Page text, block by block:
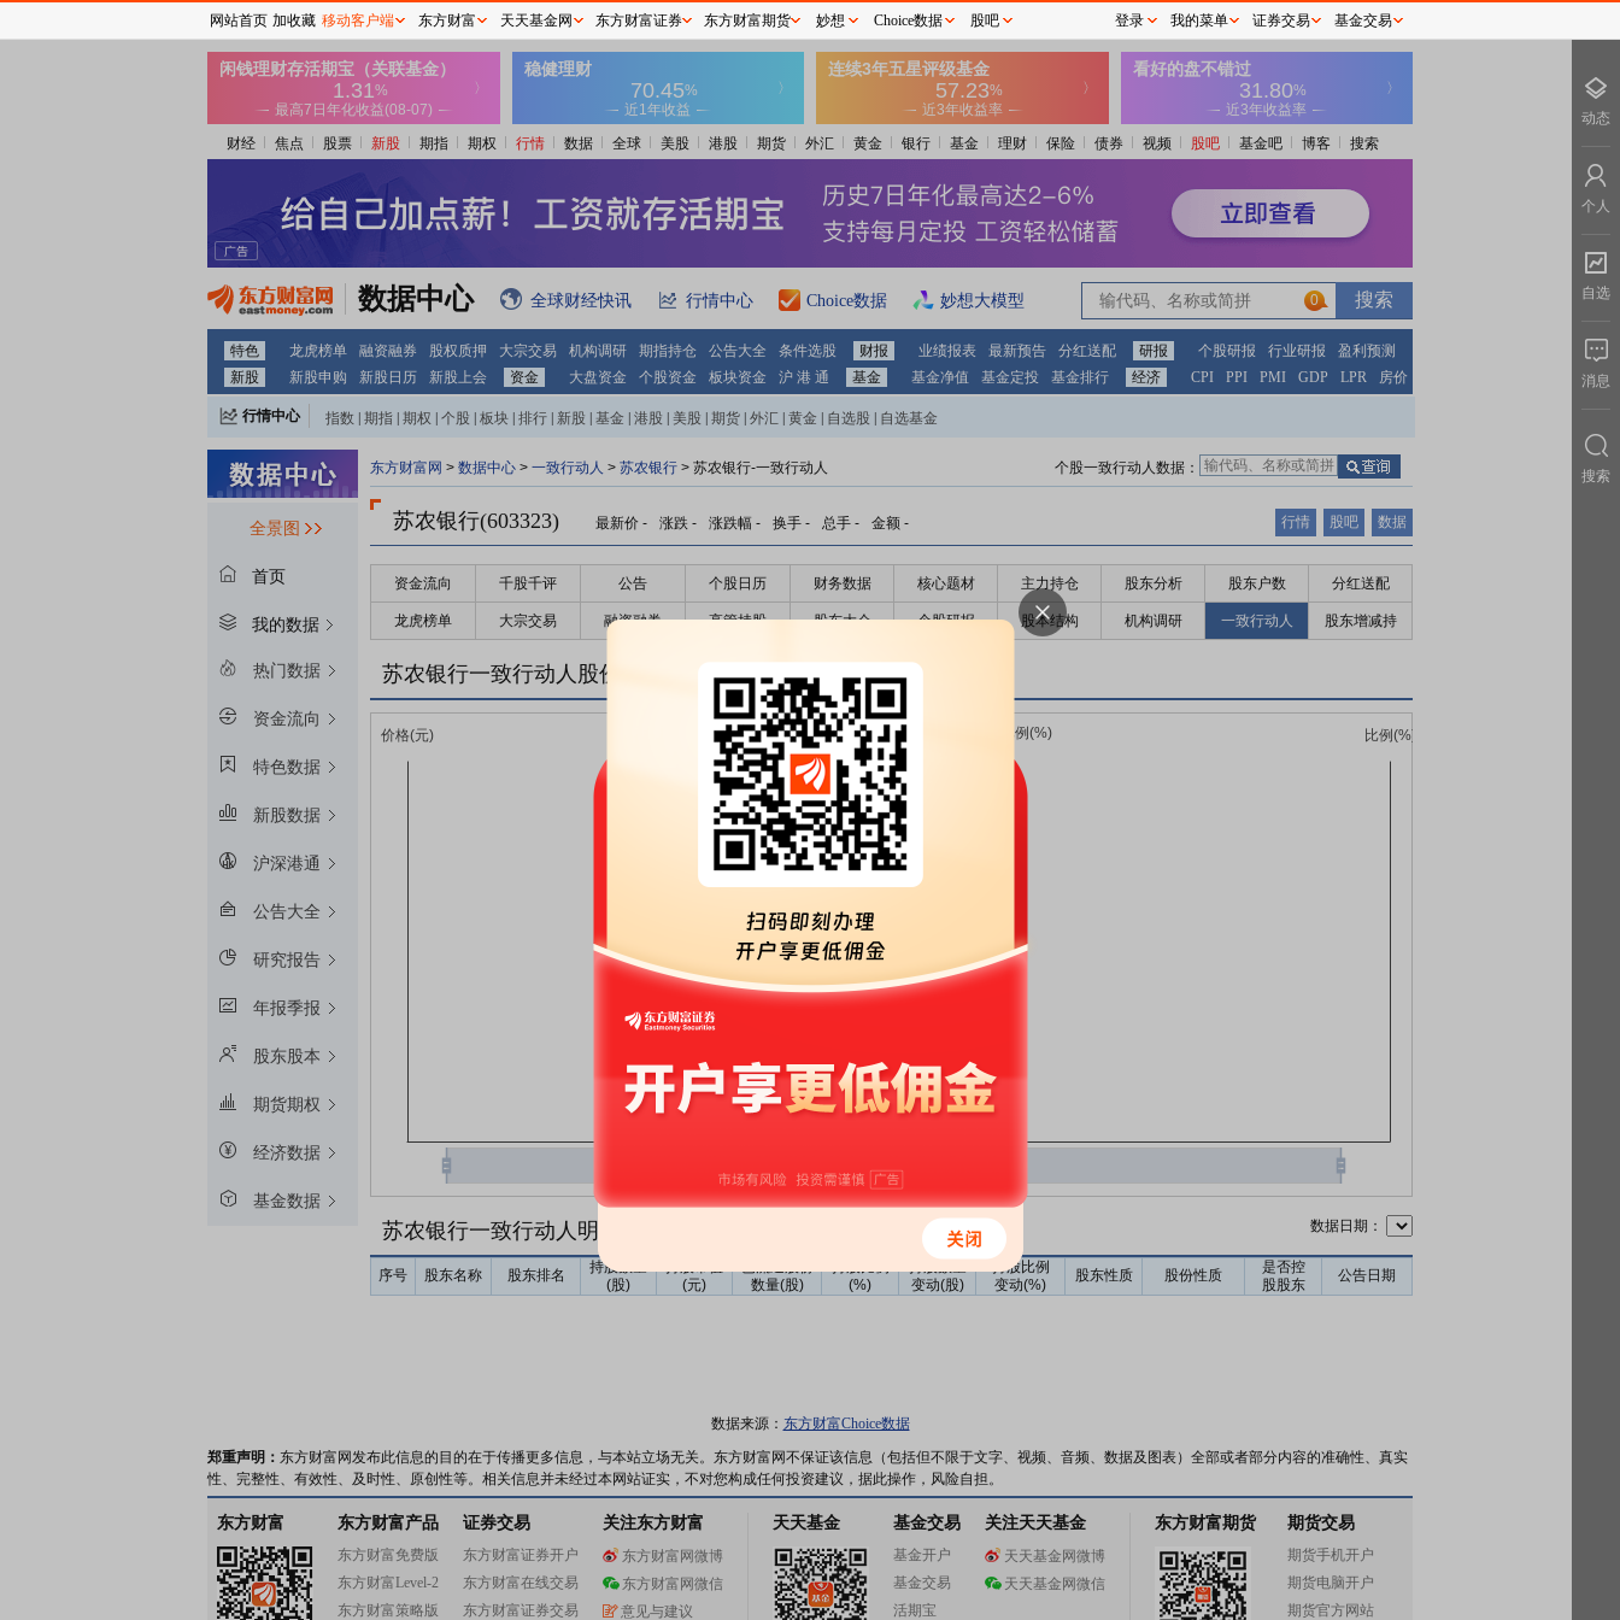
财经 焦点 股票 新股 期指 期权 行情 数据 全球 美股 港股 期货 外汇 黄金 银行 基金 理财 保险 债券 视频 股吧 基金吧 博客 搜索
数据中心 全球财经快讯 行情中心 Choice数据 妙想大模型 0
特色 龙虎榜单 融资融券 股权质押 大宗交易 机构调研 期指持仓 公告大全 条件选股 财报 业绩报表 最新预告 分红送配 研报 个股研报 行业研报
盈利预测
新股
新股申购 新股日历 新股上会 资金 大盘资金 个股资金 板块资金 沪 港 通 基金 基金净值 基金定投 基金排行 经济 CPI PPI PMI GDP LPR 房价
行情中心 指数 期指 期权 个股 板块 排行 新股 基金 港股 美股 期货 外汇 黄金 自选股 自选基金
全景图
首页
我的数据
热门数据
资金流向
特色数据
新股数据
沪深港通
公告大全
研究报告
年报季报
股东股本
期货期权
经济数据
基金数据
东方财富网 > 数据中心 > 一致行动人 > 苏农银行 > 苏农银行-一致行动人 个股一致行动人数据：
苏农银行(603323) 最新价 - 涨跌 - 涨跌幅 - 换手 - 总手 - 金额 - 行情 股吧 数据
资金流向 千股千评 公告 个股日历 财务数据 核心题材 主力持仓 股东分析 股东户数 分红送配
龙虎榜单 大宗交易 融资融券 高管持股 股东大会 个股研报 股本结构 机构调研 一致行动人 股东增减持
苏农银行一致行动人股份变化趋势图
苏农银行一致行动人明细 数据日期：
序号 股东名称 股东排名
持股数量
(股)
(元)
数量(股)
(%)
变动(股)
持股比例
变动(%)
股东性质 股份性质
是否控
股股东
公告日期
数据来源： 东方财富Choice数据
郑重声明： 东方财富网发布此信息的目的在于传播更多信息，与本站立场无关。东方财富网不保证该信息（包括但不限于文字、视频、音频、数据及图表）全部或者部分内容的准确性、真实
性、完整性、有效性、及时性、原创性等。相关信息并未经过本网站证实，不对您构成任何投资建议，据此操作，风险自担。
东方财富 东方财富产品
东方财富免费版
东方财富Level-2
东方财富策略版
证券交易
东方财富证券开户
东方财富在线交易
东方财富证券交易
关注东方财富
东方财富网微博
东方财富网微信
意见与建议
天天基金 基金交易
基金开户
基金交易
活期宝
关注天天基金
天天基金网微博
天天基金网微信
东方财富期货 期货交易
期货手机开户
期货电脑开户
期货官方网站
网站首页 加收藏 移动客户端 东方财富 天天基金网 东方财富证券 东方财富期货 妙想 Choice数据 股吧 登录 我的菜单 证券交易 基金交易
动态
个人
自选
消息
搜索